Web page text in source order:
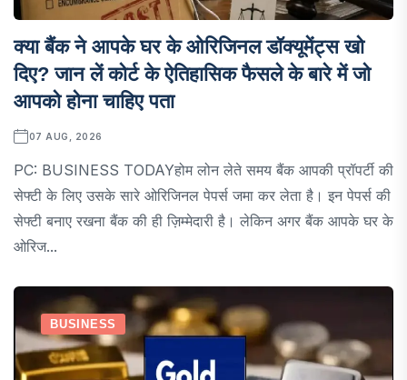
क्या बैंक ने आपके घर के ओरिजिनल डॉक्यूमेंट्स खो
दिए? जान लें कोर्ट के ऐतिहासिक फैसले के बारे में जो
आपको होना चाहिए पता
07 AUG, 2026
PC: BUSINESS TODAYहोम लोन लेते समय बैंक आपकी प्रॉपर्टी की
सेफ्टी के लिए उसके सारे ओरिजिनल पेपर्स जमा कर लेता है। इन पेपर्स की
सेफ्टी बनाए रखना बैंक की ही ज़िम्मेदारी है। लेकिन अगर बैंक आपके घर के
ओरिज...
BUSINESS